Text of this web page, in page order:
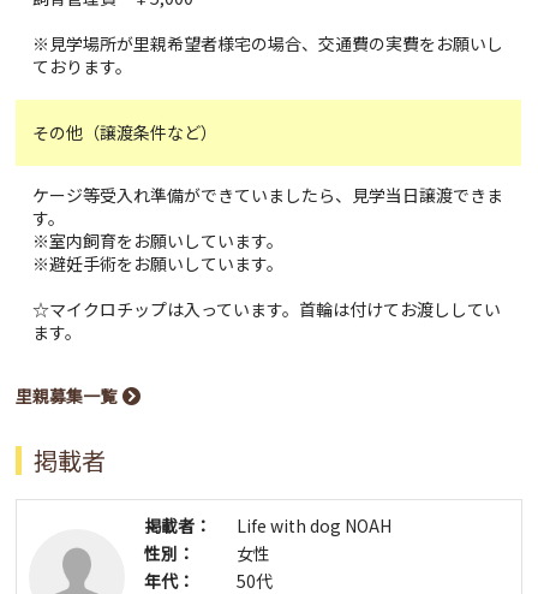
※見学場所が里親希望者様宅の場合、交通費の実費をお願いし
ております。
その他（譲渡条件など）
ケージ等受入れ準備ができていましたら、見学当日譲渡できま
す。
※室内飼育をお願いしています。
※避妊手術をお願いしています。
☆マイクロチップは入っています。首輪は付けてお渡ししてい
ます。
里親募集一覧
掲載者
掲載者：
Life with dog NOAH
性別：
女性
年代：
50代